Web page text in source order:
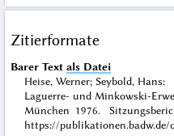
Zitierformate
Barer Text als Datei
Heise, Werner; Seybold,
Laguerre- und Minkowski-
München 1976.
https://publikationen.badw.de/